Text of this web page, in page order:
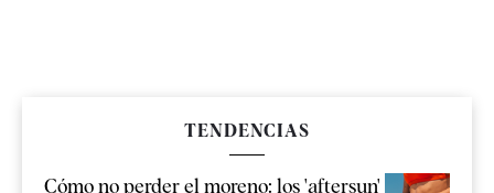
TENDENCIAS
Cómo no perder el moreno: los 'aftersun'